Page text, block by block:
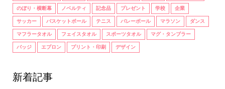
のぼり・横断幕 ノベルティ 記念品 プレゼント 学校 企業
サッカー バスケットボール テニス バレーボール マラソン ダンス
マフラータオル フェイスタオル スポーツタオル マグ・タンブラー
バッジ エプロン プリント・印刷 デザイン
新着記事